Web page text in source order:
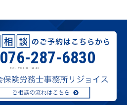
076-287-6830
受付：平日9:00〜18:00